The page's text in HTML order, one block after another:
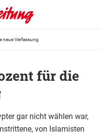
neue Verfassung
für die
gar nicht wählen war,
von Islamisten